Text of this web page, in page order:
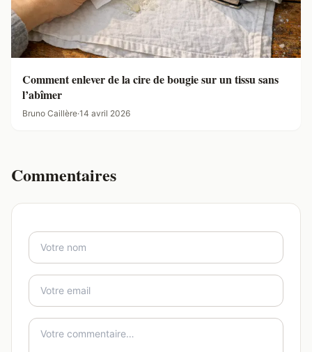
Comment enlever de la cire de bougie sur un tissu sans
l’abîmer
Bruno Caillère·14 avril 2026
Commentaires